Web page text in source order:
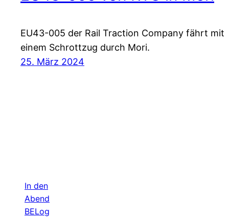
EU43-005 der Rail Traction Company fährt mit
einem Schrottzug durch Mori.
25. März 2024
In den
Abend
BELog